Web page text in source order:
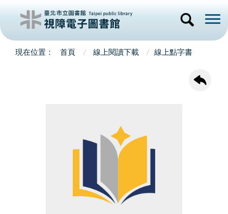
首頁 線上閱讀下載 線上點字書